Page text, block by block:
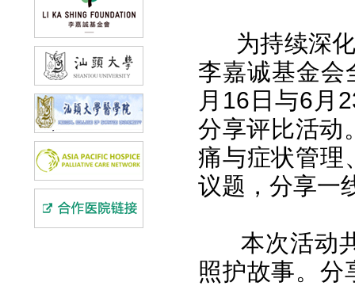
为持续深
李嘉诚基金会
月16日与6月
分享评比活动
痛与症状管理
议题，分享一
本次活动
照护故事。分